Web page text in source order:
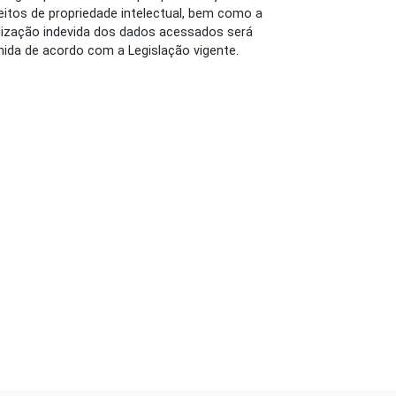
de propriedade intelectual, bem como a
indevida dos dados acessados será
de acordo com a Legislação vigente.